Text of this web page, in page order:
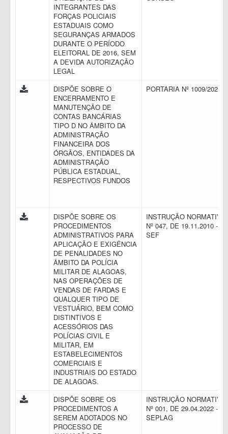
INTEGRANTES DAS
FORÇAS POLICIAIS
ESTADUAIS COMO
SEGURANÇAS ARMADOS
DURANTE O PERÍODO
ELEITORAL DE 2016, SEM
A DEVIDA AUTORIZAÇÃO
LEGAL
DISPÕE SOBRE O
ENCERRAMENTO E
MANUTENÇÃO DE
CONTAS BANCÁRIAS
TIPO D NO ÂMBITO DA
ADMINISTRAÇÃO
FINANCEIRA DOS
ÓRGÃOS, ENTIDADES DA
ADMINISTRAÇÃO
PÚBLICA ESTADUAL,
RESPECTIVOS FUNDOS
PORTARIA Nº 1009/2021
DISPÕE SOBRE OS
PROCEDIMENTOS
ADMINISTRATIVOS PARA
APLICAÇÃO E EXIGÊNCIA
DE PENALIDADES NO
ÂMBITO DA POLÍCIA
MILITAR DE ALAGOAS,
NAS OPERAÇÕES DE
VENDAS DE FARDAS E
QUALQUER TIPO DE
VESTUÁRIO, BEM COMO
DISTINTIVOS E
ACESSÓRIOS DAS
POLÍCIAS CIVIL E
MILITAR, EM
ESTABELECIMENTOS
COMERCIAIS E
INDUSTRIAIS DO ESTADO
DE ALAGOAS.
INSTRUÇÃO NORMATIVA
Nº 047, DE 19.11.2010 -
SEF
DISPÕE SOBRE OS
PROCEDIMENTOS A
SEREM ADOTADOS NO
PROCESSO DE
INSTRUÇÃO NORMATIVA
Nº 001, DE 29.04.2022 -
SEPLAG